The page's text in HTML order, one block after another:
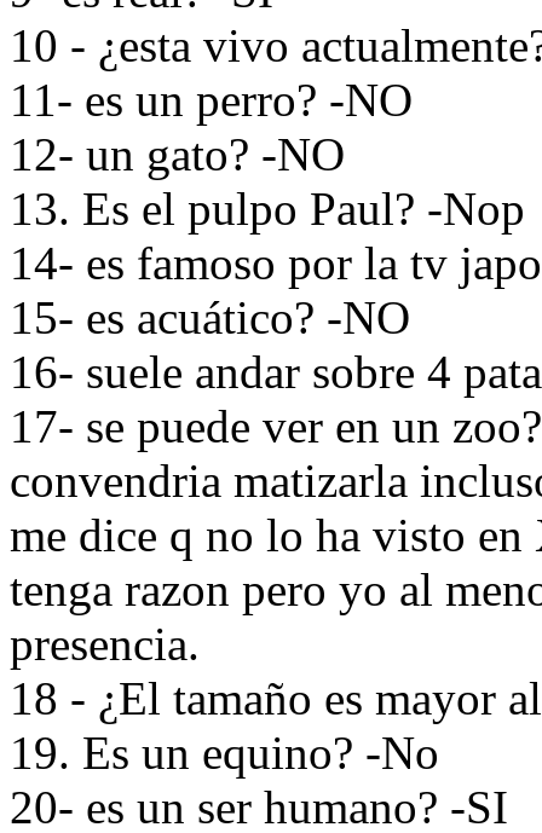
10 - ¿esta vivo
11- es un perro? -NO
12- un gato? -NO
13. Es el pulpo Paul? -Nop
14- es famoso por la tv
15- es acuático? -NO
16- suele andar sobre 4
17- se puede ver en un
convendria matizarla
me dice q no lo ha visto en
tenga razon pero yo al
presencia.
18 - ¿El tamaño es mayor
19. Es un equino? -No
20- es un ser humano? -SI